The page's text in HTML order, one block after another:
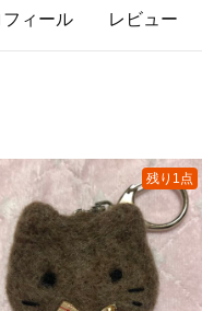
フィール レビュー
残り1点